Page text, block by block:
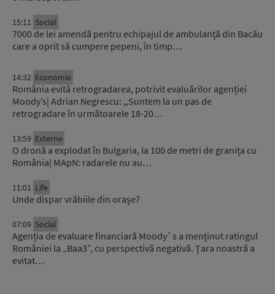
15:11 Social
7000 de lei amendă pentru echipajul de ambulanță din Bacău
care a oprit să cumpere pepeni, în timp…
14:32 Economie
România evită retrogradarea, potrivit evaluărilor agenției
Moody’s| Adrian Negrescu: ,,Suntem la un pas de
retrogradare în următoarele 18-20…
13:59 Externe
O dronă a explodat în Bulgaria, la 100 de metri de granița cu
România| MApN: radarele nu au…
11:01 Life
Unde dispar vrăbiile din orașe?
07:09 Social
Agenția de evaluare financiară Moody`s a menținut ratingul
României la „Baa3”, cu perspectivă negativă. Țara noastră a
evitat…